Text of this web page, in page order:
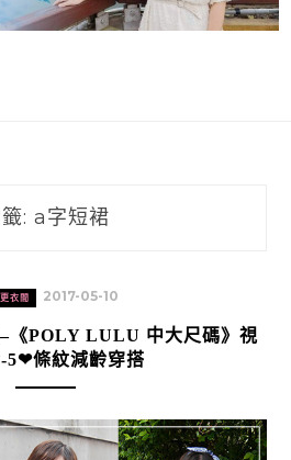
: a字短裙
衣間 2017-05-10
《POLY LULU 中大尺碼》視
5❤條紋減齡穿搭